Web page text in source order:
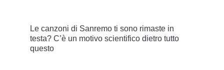
Le canzoni di Sanremo ti sono rimaste in
testa? C’è un motivo scientifico dietro tutto
questo